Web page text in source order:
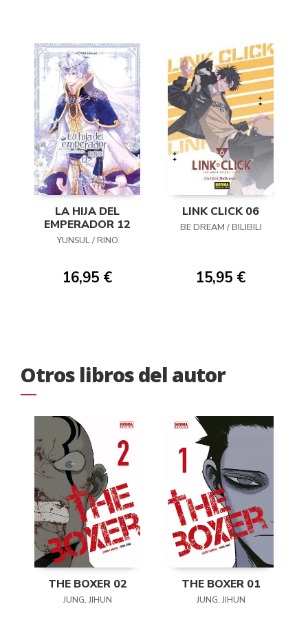
LA HIJA DEL
EMPERADOR 12
YUNSUL / RINO
16,95 €
LINK CLICK 06
BE DREAM / BILIBILI
15,95 €
Otros libros del autor
THE BOXER 02
JUNG, JIHUN
THE BOXER 01
JUNG, JIHUN